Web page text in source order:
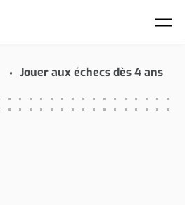
Jouer aux échecs dès 4 ans